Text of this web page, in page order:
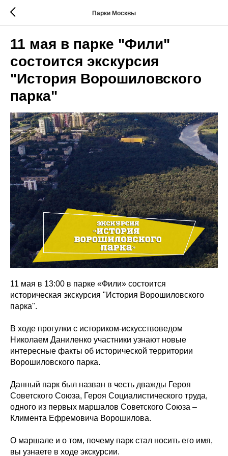
Парки Москвы
11 мая в парке "Фили"
состоится экскурсия
"История Ворошиловского
парка"
11 мая в 13:00 в парке «Фили» состоится
историческая экскурсия "История Ворошиловского
парка".
В ходе прогулки с историком-искусствоведом
Николаем Даниленко участники узнают новые
интересные факты об исторической территории
Ворошиловского парка.
Данный парк был назван в честь дважды Героя
Советского Союза, Героя Социалистического труда,
одного из первых маршалов Советского Союза –
Климента Ефремовича Ворошилова.
О маршале и о том, почему парк стал носить его имя,
вы узнаете в ходе экскурсии.